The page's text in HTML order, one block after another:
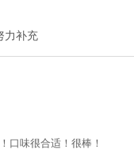
力补充
口味很合适！很棒！